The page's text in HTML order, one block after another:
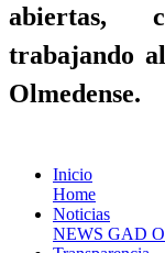
abiertas,
trabajando
Olmedense.
Inicio
Home
Noticias
NEWS GAD